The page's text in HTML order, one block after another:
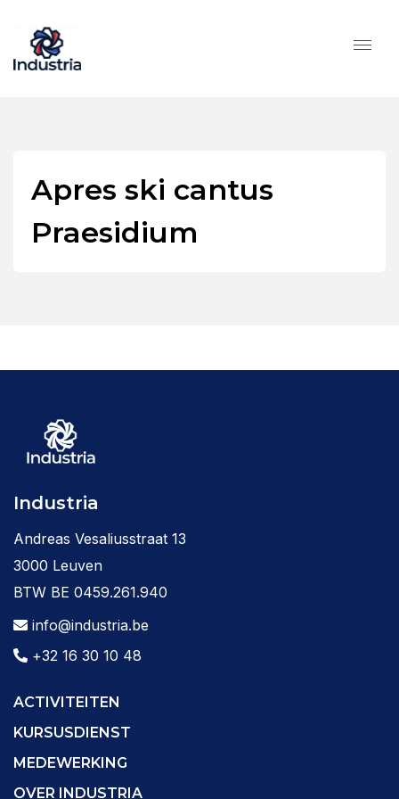
Apres ski cantus
Praesidium
Industria
Andreas Vesaliusstraat 13
3000 Leuven
BTW BE 0459.261.940
info@industria.be
+32 16 30 10 48
ACTIVITEITEN
KURSUSDIENST
MEDEWERKING
OVER INDUSTRIA